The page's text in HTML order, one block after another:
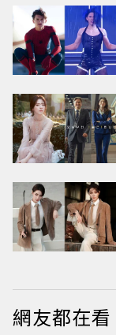
網友都在看